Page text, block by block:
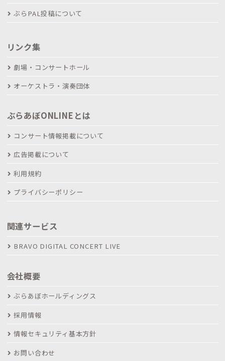
ぶらPAL投稿について
リンク集
劇場・コンサートホール
オーケストラ・演奏団体
ぶらあぼONLINEとは
コンサート情報掲載について
広告掲載について
利用規約
プライバシーポリシー
関連サービス
BRAVO DIGITAL CONCERT LIVE
会社概要
ぶらあぼホールディングス
採用情報
情報セキュリティ基本方針
お問い合わせ